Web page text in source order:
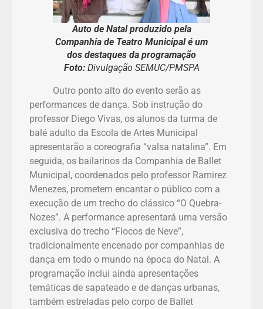
Auto de Natal produzido pela
Companhia de Teatro Municipal é um
dos destaques da programação
Foto:Divulgação SEMUC/PMSPA
Outro ponto alto do evento serão as
performances de dança. Sob instrução do
professor Diego Vivas, os alunos da turma de
balé adulto da Escola de Artes Municipal
apresentarão a coreografia “valsa natalina”. Em
seguida, os bailarinos da Companhia de Ballet
Municipal, coordenados pelo professor Ramirez
Menezes, prometem encantar o público com a
execução de um trecho do clássico “O Quebra-
Nozes”. A performance apresentará uma versão
exclusiva do trecho “Flocos de Neve”,
tradicionalmente encenado por companhias de
dança em todo o mundo na época do Natal. A
programação inclui ainda apresentações
temáticas de sapateado e de danças urbanas,
também estreladas pelo corpo de Ballet